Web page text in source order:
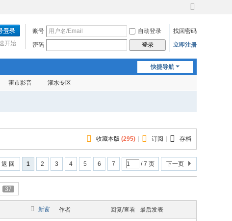
切
到
宽
账号 自动登录
找回密码
密码
登录 立即注册
开始
快捷导航
霍市影音 灌水专区
收藏本版 (295) 订阅 存档
1 2 3 4 5 6 7 / 7 页 下一页
返 回
37
新窗 作者 回复/查看 最后发表